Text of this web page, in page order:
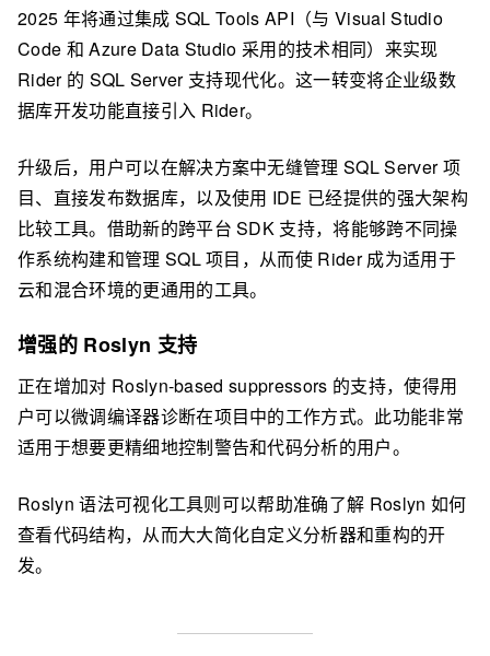
2025 年将通过集成 SQL Tools API（与 Visual Studio
Code 和 Azure Data Studio 采用的技术相同）来实现
Rider 的 SQL Server 支持现代化。这一转变将企业级数
据库开发功能直接引入 Rider。
升级后，用户可以在解决方案中无缝管理 SQL Server 项
目、直接发布数据库，以及使用 IDE 已经提供的强大架构
比较工具。借助新的跨平台 SDK 支持，将能够跨不同操
作系统构建和管理 SQL 项目，从而使 Rider 成为适用于
云和混合环境的更通用的工具。
增强的 Roslyn 支持
正在增加对 Roslyn-based suppressors 的支持，使得用
户可以微调编译器诊断在项目中的工作方式。此功能非常
适用于想要更精细地控制警告和代码分析的用户。
Roslyn 语法可视化工具则可以帮助准确了解 Roslyn 如何
查看代码结构，从而大大简化自定义分析器和重构的开
发。